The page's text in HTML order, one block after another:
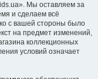
Мы оставляем за
и сделаем всё
с вашей стороны было
на предмет изменений,
коллекционных
условий означает